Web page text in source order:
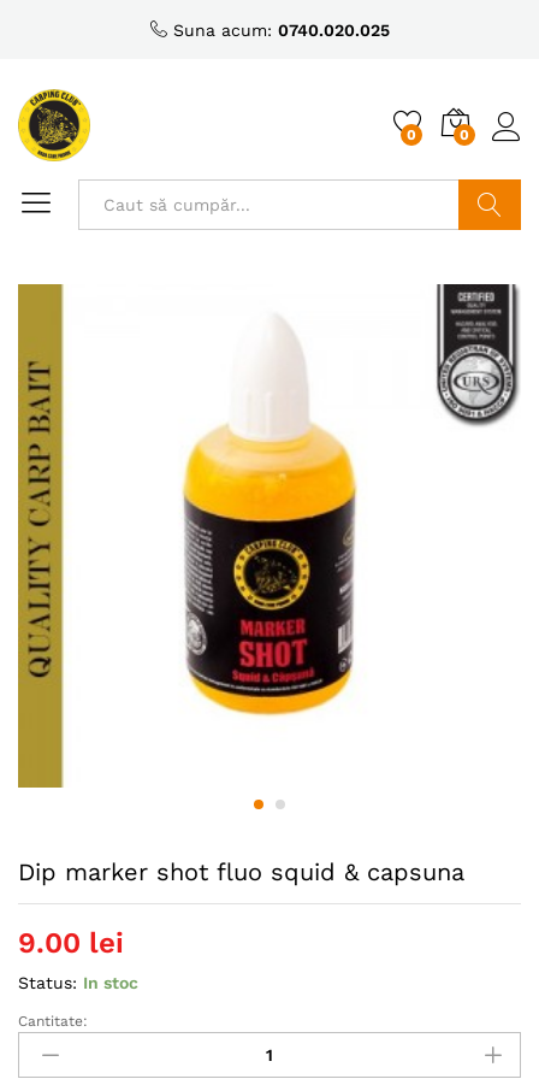
Suna acum: 0740.020.025
0 0
Dip marker shot fluo squid & capsuna
9.00 lei
Status: In stoc
Dip
marker
Cantitate: